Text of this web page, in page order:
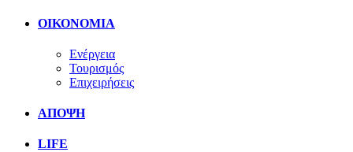
ΟΙΚΟΝΟΜΙΑ
Ενέργεια
Τουρισμός
Επιχειρήσεις
ΑΠΟΨΗ
LIFE